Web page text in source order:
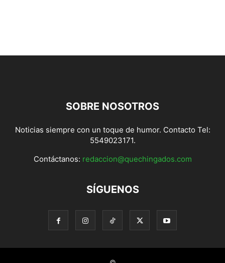
SOBRE NOSOTROS
Noticias siempre con un toque de humor. Contacto Tel:
5549023171.
Contáctanos: redaccion@quechingados.com
SÍGUENOS